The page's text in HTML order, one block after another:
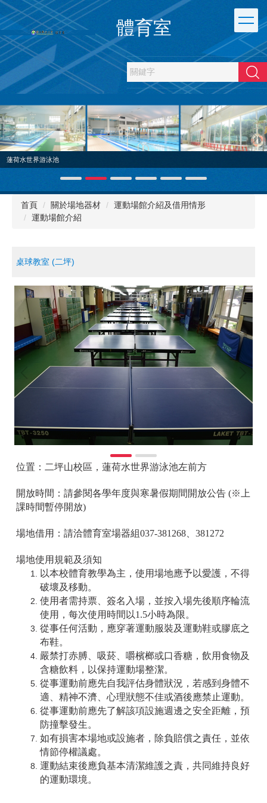
跳
到
要
內
容
區
體育室
搜尋
蓮荷水世界游泳池
首頁 關於場地器材
運動場館介紹及借用情形
運動場館介紹
桌球教室 (二坪)
位置：二坪山校區，蓮荷水世界游泳池左前方
開放時間：請參閱各學年度與寒暑假期間開放公告 (※上
課時間暫停開放)
場地借用：請洽體育室場器組037-381268、381272
場地使用規範及須知
以本校體育教學為主，使用場地應予以愛護，不得
破壞及移動。
使用者需持票、簽名入場，並按入場先後順序輪流
使用，每次使用時間以1.5小時為限。
從事任何活動，應穿著運動服裝及運動鞋或膠底之
布鞋。
嚴禁打赤膊、吸菸、嚼檳榔或口香糖，飲用食物及
含糖飲料，以保持運動場整潔。
從事運動前應先自我評估身體狀況，若感到身體不
適、精神不濟、心理狀態不佳或酒後應禁止運動。
從事運動前應先了解該項設施週邊之安全距離，預
防撞擊發生。
如有損害本場地或設施者，除負賠償之責任，並依
情節停權議處。
運動結束後應負基本清潔維護之責，共同維持良好
的運動環境。